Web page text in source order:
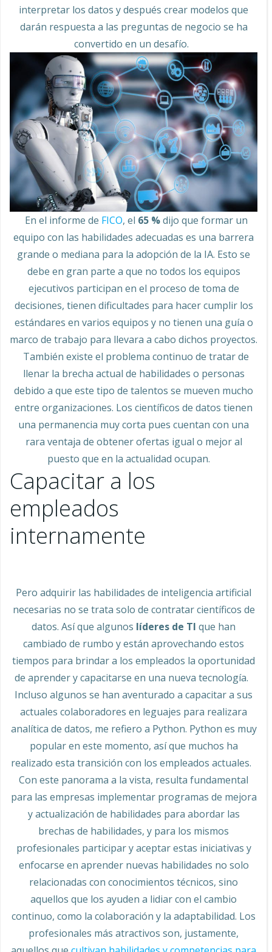
interpretar los datos y después crear modelos que
darán respuesta a las preguntas de negocio se ha
convertido en un desafío.
En el informe de FICO, el 65 %dijo que formar un
equipo con las habilidades adecuadas es una barrera
grande o mediana para la adopción de la IA. Esto se
debe en gran parte a que no todos los equipos
ejecutivos participan en el proceso de toma de
decisiones, tienen dificultades para hacer cumplir los
estándares en varios equipos y no tienen una guía o
marco de trabajo para llevara a cabo dichos proyectos.
También existe el problema continuo de tratar de
llenar la brecha actual de habilidades o personas
debido a que este tipo de talentos se mueven mucho
entre organizaciones. Los científicos de datos tienen
una permanencia muy corta pues cuentan con una
rara ventaja de obtener ofertas igual o mejor al
puesto que en la actualidad ocupan.
Capacitar a los
empleados
internamente
Pero adquirir las habilidades de inteligencia artificial
necesarias no se trata solo de contratar científicos de
datos. Así que algunos líderes de TI que han
cambiado de rumbo y están aprovechando estos
tiempos para brindar a los empleados la oportunidad
de aprender y capacitarse en una nueva tecnología.
Incluso algunos se han aventurado a capacitar a sus
actuales colaboradores en leguajes para realizara
analítica de datos, me refiero a Python. Python es muy
popular en este momento, así que muchos ha
realizado esta transición con los empleados actuales.
Con este panorama a la vista, resulta fundamental
para las empresas implementar programas de mejora
y actualización de habilidades para abordar las
brechas de habilidades, y para los mismos
profesionales participar y aceptar estas iniciativas y
enfocarse en aprender nuevas habilidades no solo
relacionadas con conocimientos técnicos, sino
aquellos que los ayuden a lidiar con el cambio
continuo, como la colaboración y la adaptabilidad. Los
profesionales más atractivos son, justamente,